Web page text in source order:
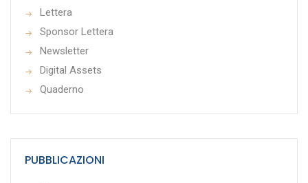
Lettera
Sponsor Lettera
Newsletter
Digital Assets
Quaderno
PUBBLICAZIONI